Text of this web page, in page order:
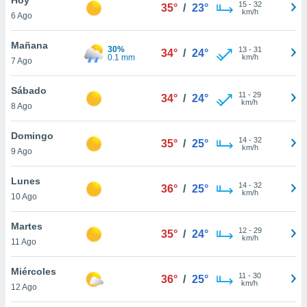
y
en
más
de
6 Ago
35° / 23° 15- 32
km/h
Mañana
7 Ago
30%
0.1 mm
34° / 24° 13- 31
km/h
Sábado
8 Ago
34° / 24° 11 - 29
km/h
Domingo
9 Ago
35° / 25° 14- 32
km/h
Lunes
10 Ago
36° / 25° 14- 32
km/h
Martes
11 Ago
35° / 24° 12- 29
km/h
Miércoles
12 Ago
36° / 25° 11 - 30
km/h